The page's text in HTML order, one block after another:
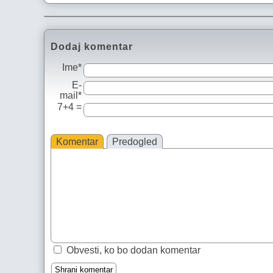
Dodaj komentar
Ime*
E-
mail*
7+4 =
Komentar Predogled
Obvesti, ko bo dodan komentar